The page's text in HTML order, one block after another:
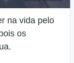
na vida pelo
os